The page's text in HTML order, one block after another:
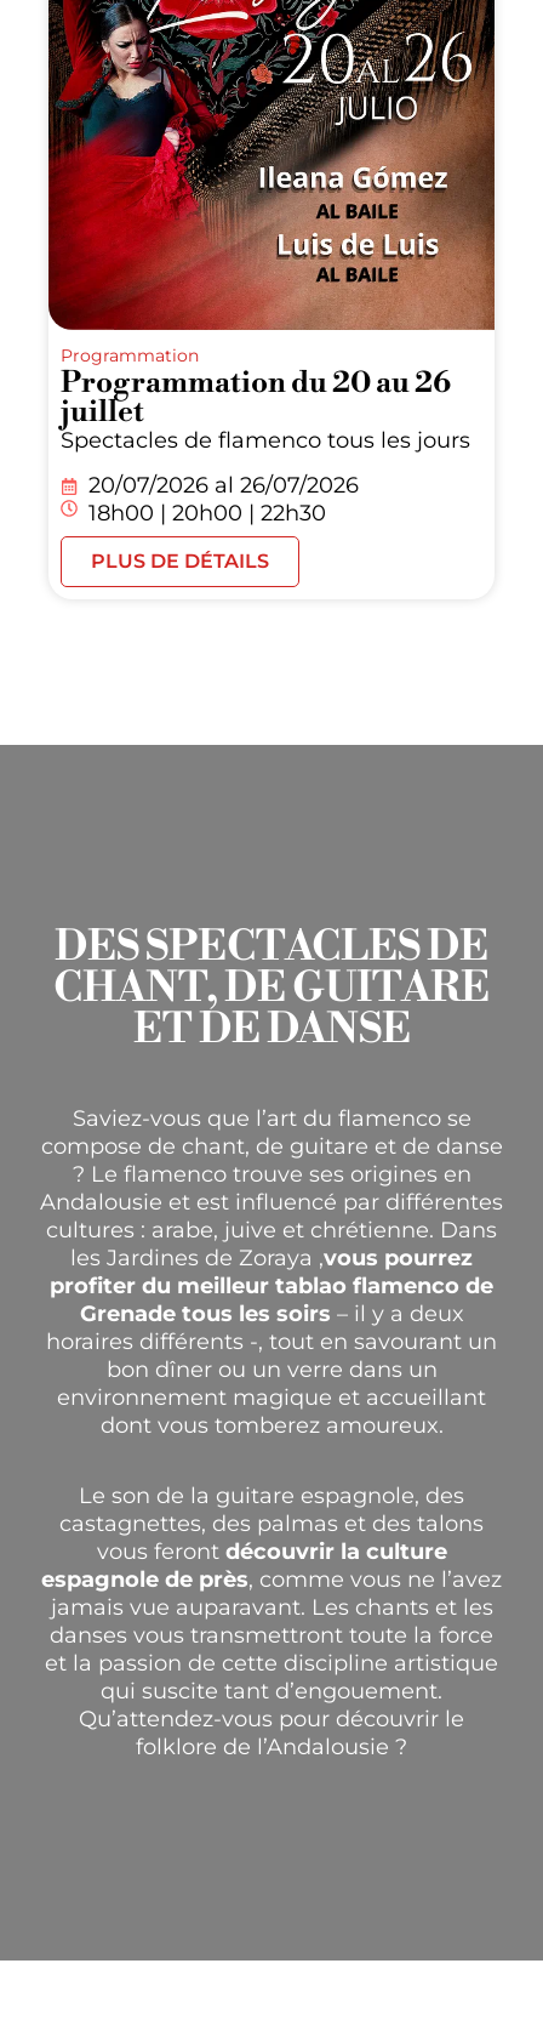
Programmation
Programmation du 20 au 26
juillet
Spectacles de flamenco tous les jours
20/07/2026 al 26/07/2026
18h00 | 20h00 | 22h30
PLUS DE DÉTAILS
DES SPECTACLES DE
CHANT, DE GUITARE
ET DE DANSE
Saviez-vous que l’art du flamenco se
compose de chant, de guitare et de danse
? Le flamenco trouve ses origines en
Andalousie et est influencé par différentes
cultures : arabe, juive et chrétienne. Dans
les Jardines de Zoraya ,vous pourrez
profiter du meilleur tablao flamenco de
Grenade tous les soirs – il y a deux
horaires différents -, tout en savourant un
bon dîner ou un verre dans un
environnement magique et accueillant
dont vous tomberez amoureux.
Le son de la guitare espagnole, des
castagnettes, des palmas et des talons
vous ferontdécouvrir la culture
espagnole de près, comme vous ne l’avez
jamais vue auparavant. Les chants et les
danses vous transmettront toute la force
et la passion de cette discipline artistique
qui suscite tant d’engouement.
Qu’attendez-vous pour découvrir le
folklore de l’Andalousie ?